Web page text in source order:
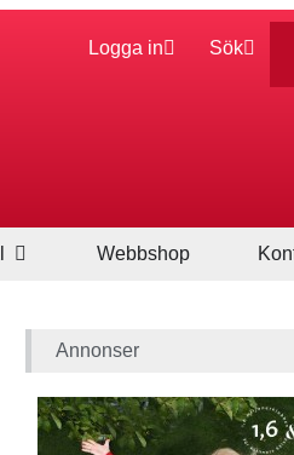
Logga in Sök
Webbshop
Annonser